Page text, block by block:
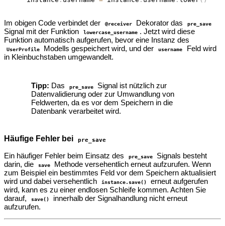
Im obigen Code verbindet der @receiver Dekorator das pre_save
Signal mit der Funktion lowercase_username . Jetzt wird diese
Funktion automatisch aufgerufen, bevor eine Instanz des
UserProfile Modells gespeichert wird, und der username
Feld wird
in Kleinbuchstaben umgewandelt.
Tipp: Das pre_save
Signal ist nützlich zur
Datenvalidierung oder zur Umwandlung von
Feldwerten, da es vor dem Speichern in die
Datenbank verarbeitet wird.
Häufige Fehler bei pre_save
Ein häufiger Fehler beim Einsatz des pre_save
Signals besteht
darin, die
save
Methode versehentlich erneut aufzurufen. Wenn
zum Beispiel ein bestimmtes Feld vor dem Speichern aktualisiert
wird und dabei versehentlich
instance.save()
erneut aufgerufen
wird, kann es zu einer endlosen Schleife kommen. Achten Sie
darauf,
save()
innerhalb der Signalhandlung nicht erneut
aufzurufen.